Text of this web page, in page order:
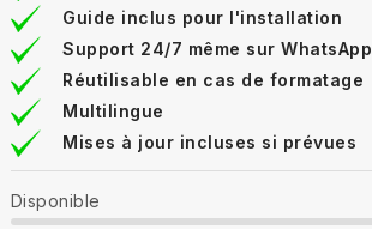
Guide inclus pour l'installation
Support 24/7 même sur WhatsApp
Réutilisable en cas de formatage
Multilingue
Mises à jour incluses si prévues
Disponible